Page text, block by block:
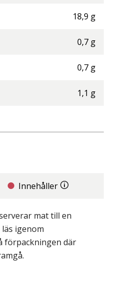
18,9 g
0,7 g
0,7 g
1,1 g
Innehåller
mat till en
igenom
förpackningen där